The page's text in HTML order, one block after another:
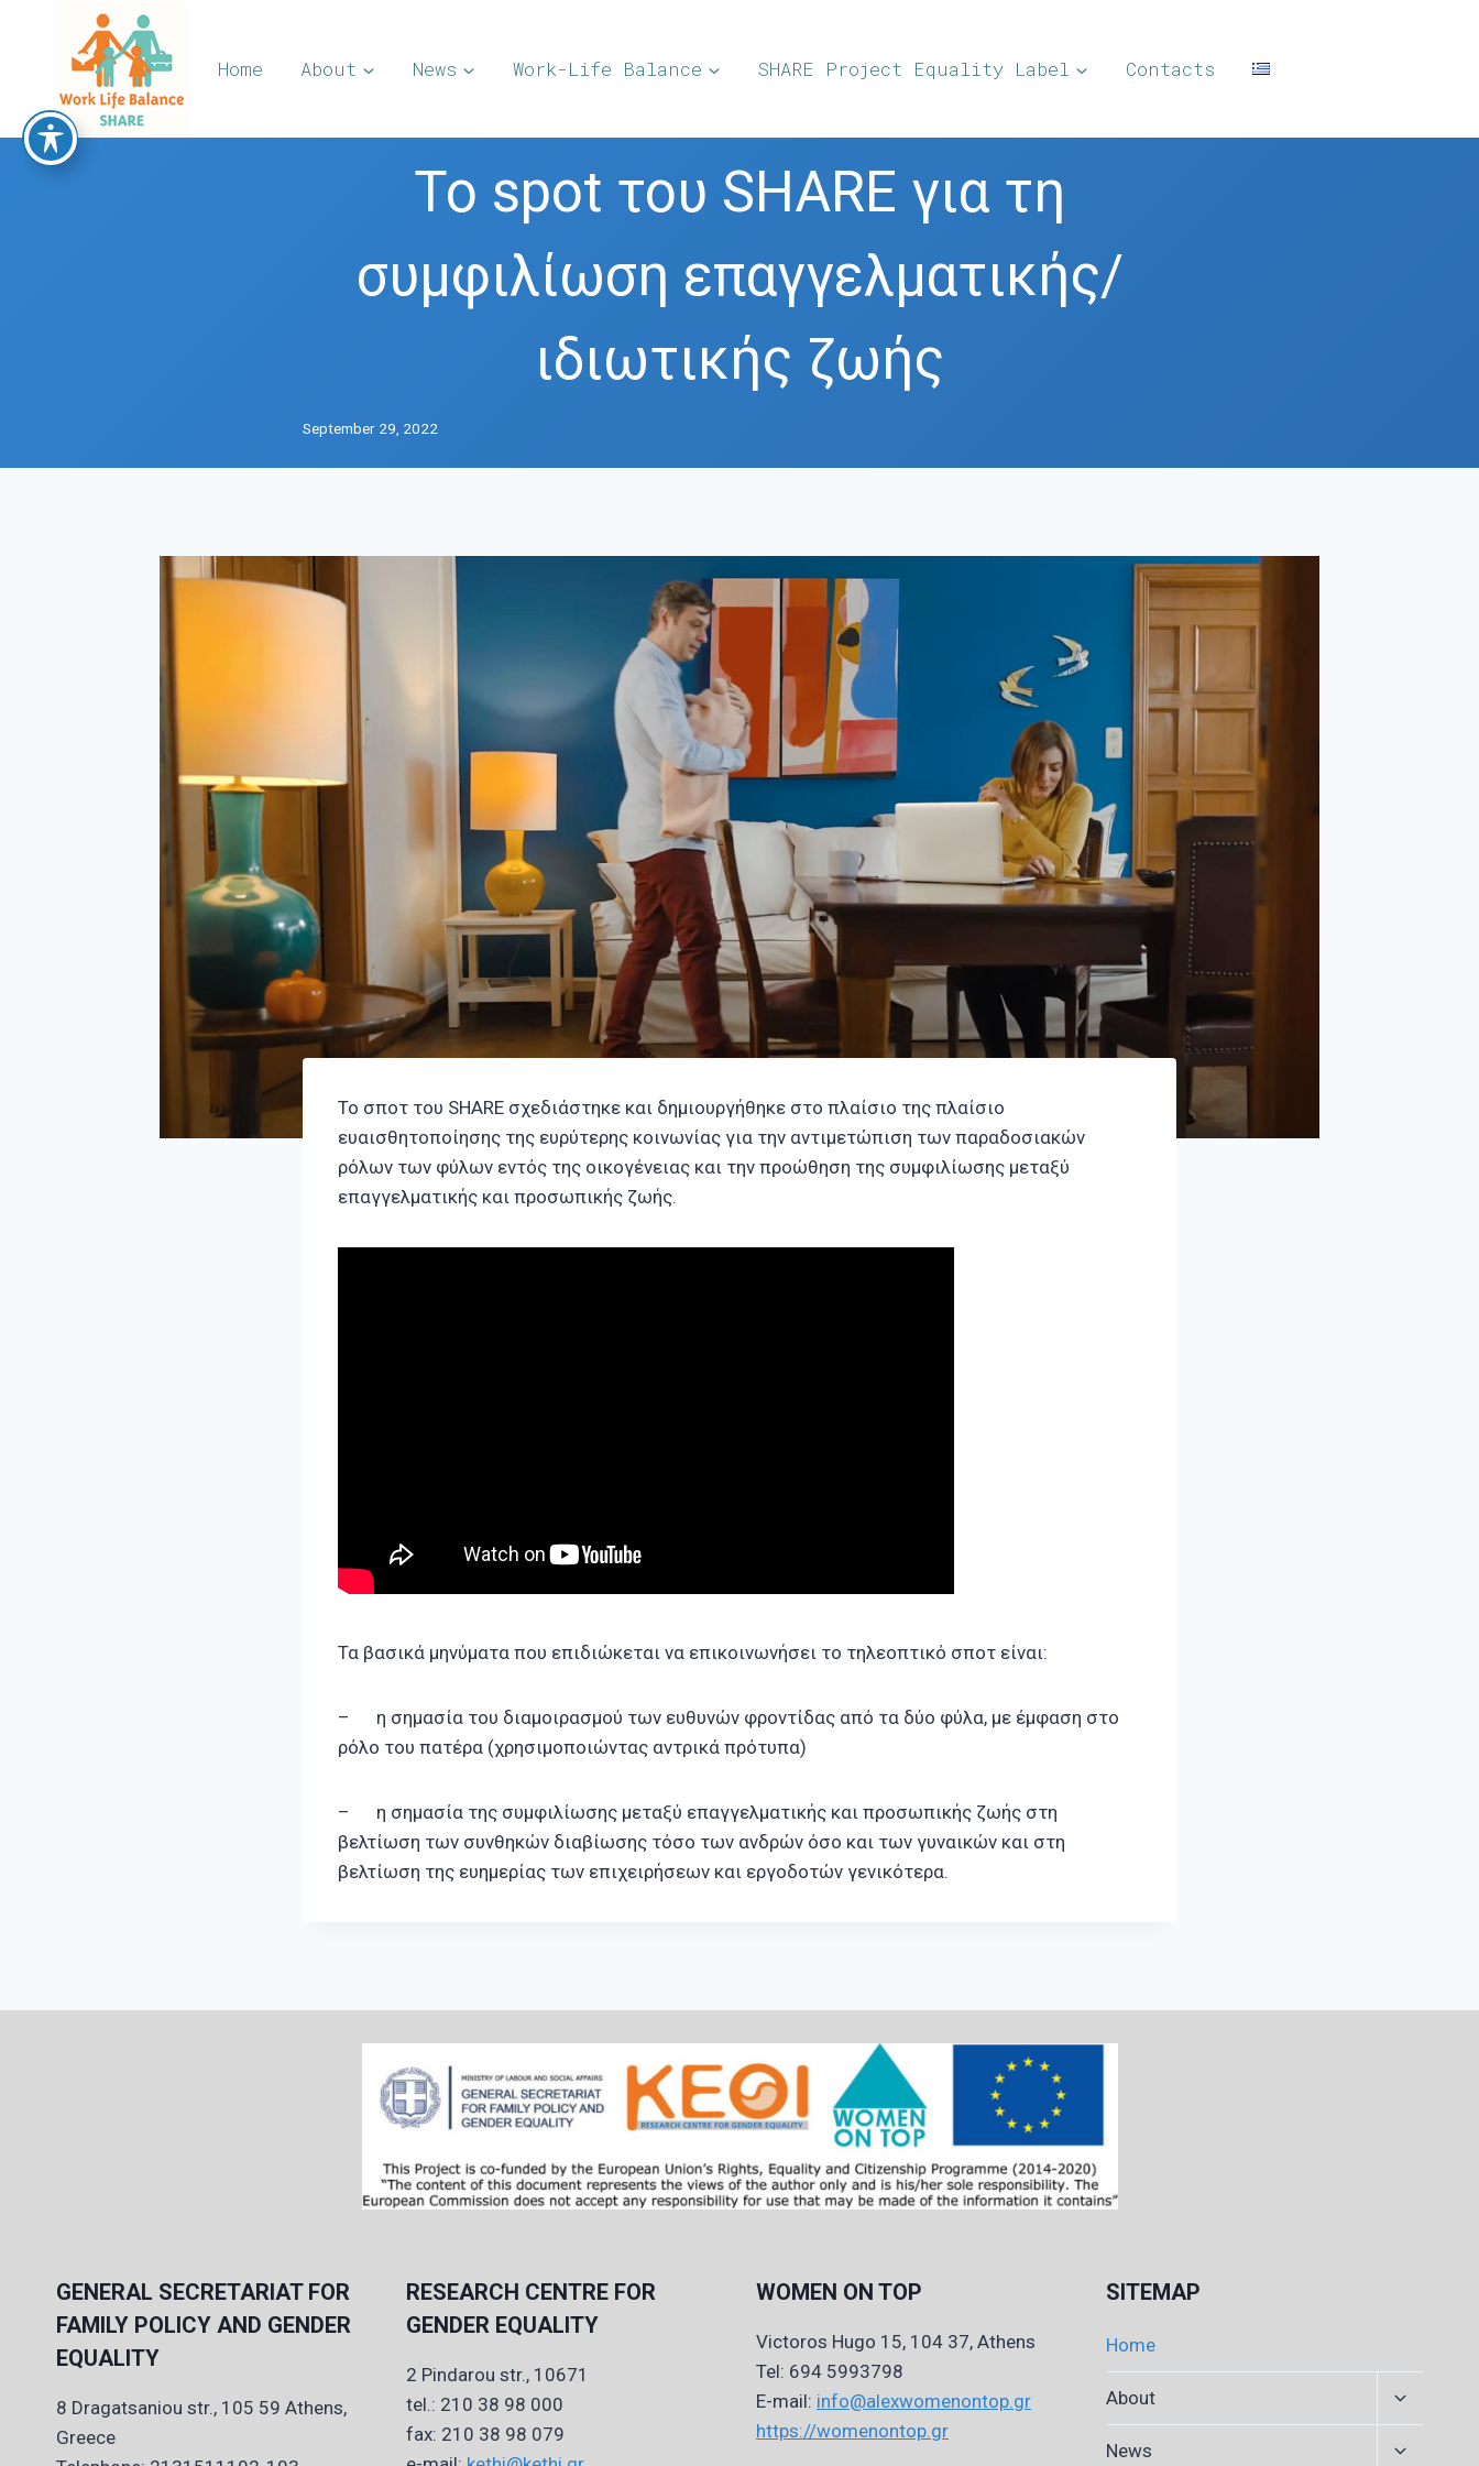
Home About News Work-Life Balance SHARE Project Equality Label Contacts
Το spot του SHARE για τη
συμφιλίωση επαγγελματικής/
ιδιωτικής ζωής
September 29, 2022
To σποτ του SHARE σχεδιάστηκε και δημιουργήθηκε στο πλαίσιο της πλαίσιο
ευαισθητοποίησης της ευρύτερης κοινωνίας για την αντιμετώπιση των παραδοσιακών
ρόλων των φύλων εντός της οικογένειας και την προώθηση της συμφιλίωσης μεταξύ
επαγγελματικής και προσωπικής ζωής.
Τα βασικά μηνύματα που επιδιώκεται να επικοινωνήσει το τηλεοπτικό σποτ είναι:
– η σημασία του διαμοιρασμού των ευθυνών φροντίδας από τα δύο φύλα, με έμφαση στο
ρόλο του πατέρα (χρησιμοποιώντας αντρικά πρότυπα)
– η σημασία της συμφιλίωσης μεταξύ επαγγελματικής και προσωπικής ζωής στη
βελτίωση των συνθηκών διαβίωσης τόσο των ανδρών όσο και των γυναικών και στη
βελτίωση της ευημερίας των επιχειρήσεων και εργοδοτών γενικότερα.
GENERAL SECRETARIAT FOR
FAMILY POLICY AND GENDER
EQUALITY
8 Dragatsaniou str., 105 59 Athens,
Greece
RESEARCH CENTRE FOR
GENDER EQUALITY
2 Pindarou str., 10671
tel.: 210 38 98 000
fax: 210 38 98 079
WOMEN ON TOP
Victoros Hugo 15, 104 37, Athens
Tel: 694 5993798
E-mail: info@alexwomenontop.gr
https://womenontop.gr
SITEMAP
Home
About
Expand
News
Expand